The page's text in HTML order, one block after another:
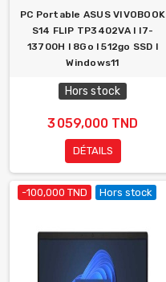
PC Portable ASUS VIVOBOOK
S14 FLIP TP3402VA l I7-
13700H l 8Go l 512go SSD l
Windows11
Hors stock
3 059,000 TND
DÉTAILS
-100,000 TND Hors stock